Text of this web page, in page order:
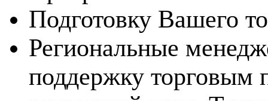
Подготовку Вашего
Региональные
поддержку торговым